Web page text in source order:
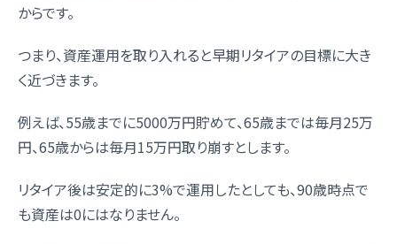
からです。
つまり、資産運用を取り入れると早期リタイアの目標に大き
く近づきます。
例えば、55歳までに5000万円貯めて、65歳までは毎月25万
円、65歳からは毎月15万円取り崩すとします。
リタイア後は安定的に3%で運用したとしても、90歳時点で
も資産は0にはなりません。